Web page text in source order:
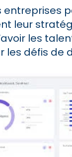
entreprises
leur
les
les défis de